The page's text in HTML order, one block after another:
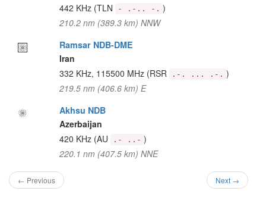
442 KHz (TLN - .-.. -. )
210.2 nm (389.3 km) NNW
Ramsar NDB-DME
Iran
332 KHz, 115500 MHz (RSR .-. ... .-. )
219.5 nm (406.6 km) E
Akhsu NDB
Azerbaijan
420 KHz (AU .- ..- )
220.1 nm (407.5 km) NNE
← Previous Next →